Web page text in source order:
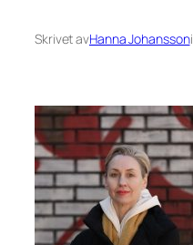
Skrivet avHanna Johanssoni